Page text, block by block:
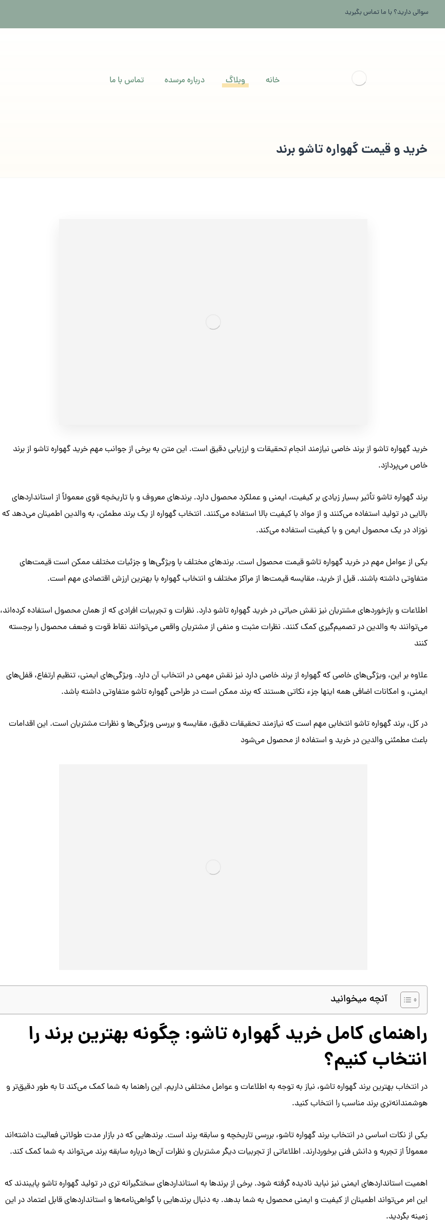
سوالی دارید؟ با ما تماس بگیرید
خانه وبلاگ درباره مرسده تماس با ما
خرید و قیمت گهواره تاشو برند
خرید گهواره تاشو از برند خاصی نیازمند انجام تحقیقات و ارزیابی دقیق است. این متن به برخی از جوانب مهم خرید گهواره تاشو از برند
خاص می‌پردازد.
برند گهواره تاشو تأثیر بسیار زیادی بر کیفیت، ایمنی و عملکرد محصول دارد. برندهای معروف و با تاریخچه قوی معمولاً از استانداردهای
بالایی در تولید استفاده می‌کنند و از مواد با کیفیت بالا استفاده می‌کنند. انتخاب گهواره از یک برند مطمئن، به والدین اطمینان می‌دهد که
نوزاد در یک محصول ایمن و با کیفیت استفاده می‌کند.
یکی از عوامل مهم در خرید گهواره تاشو قیمت محصول است. برندهای مختلف با ویژگی‌ها و جزئیات مختلف ممکن است قیمت‌های
متفاوتی داشته باشند. قبل از خرید، مقایسه قیمت‌ها از مراکز مختلف و انتخاب گهواره با بهترین ارزش اقتصادی مهم است.
اطلاعات و بازخوردهای مشتریان نیز نقش حیاتی در خرید گهواره تاشو دارد. نظرات و تجربیات افرادی که از همان محصول استفاده کرده‌اند،
می‌توانند به والدین در تصمیم‌گیری کمک کنند. نظرات مثبت و منفی از مشتریان واقعی می‌توانند نقاط قوت و ضعف محصول را برجسته
کنند
علاوه بر این، ویژگی‌های خاصی که گهواره از برند خاصی دارد نیز نقش مهمی در انتخاب آن دارد. ویژگی‌های ایمنی، تنظیم ارتفاع، قفل‌های
ایمنی، و امکانات اضافی همه اینها جزء نکاتی هستند که برند ممکن است در طراحی گهواره تاشو متفاوتی داشته باشد.
در کل، برند گهواره تاشو انتخابی مهم است که نیازمند تحقیقات دقیق، مقایسه و بررسی ویژگی‌ها و نظرات مشتریان است. این اقدامات
باعث مطمئنی والدین در خرید و استفاده از محصول می‌شود
آنچه میخوانید
راهنمای کامل خرید گهواره تاشو: چگونه بهترین برند را
انتخاب کنیم؟
در انتخاب بهترین برند گهواره تاشو، نیاز به توجه به اطلاعات و عوامل مختلفی داریم. این راهنما به شما کمک می‌کند تا به طور دقیق‌تر و
هوشمندانه‌تری برند مناسب را انتخاب کنید.
یکی از نکات اساسی در انتخاب برند گهواره تاشو، بررسی تاریخچه و سابقه برند است. برندهایی که در بازار مدت طولانی فعالیت داشته‌اند
معمولاً از تجربه و دانش فنی برخوردارند. اطلاعاتی از تجربیات دیگر مشتریان و نظرات آن‌ها درباره سابقه برند می‌تواند به شما کمک کند.
اهمیت استانداردهای ایمنی نیز نباید نادیده گرفته شود. برخی از برندها به استانداردهای سختگیرانه تری در تولید گهواره تاشو پایبندند که
این امر می‌تواند اطمینان از کیفیت و ایمنی محصول به شما بدهد. به دنبال برندهایی با گواهی‌نامه‌ها و استانداردهای قابل اعتماد در این
زمینه بگردید.